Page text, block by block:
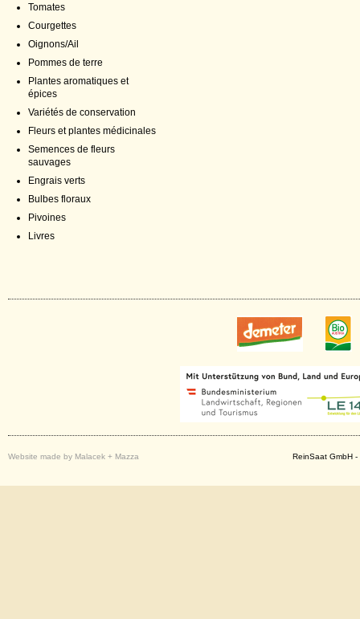
Tomates
Courgettes
Oignons/Ail
Pommes de terre
Plantes aromatiques et
épices
Variétés de conservation
Fleurs et plantes médicinales
Semences de fleurs
sauvages
Engrais verts
Bulbes floraux
Pivoines
Livres
Website made by Malacek + Mazza ReinSaat GmbH